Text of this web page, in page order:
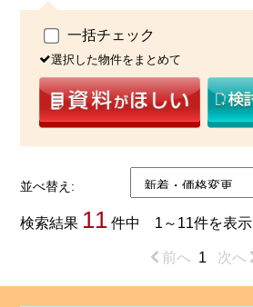
一括チェック
選択した物件をまとめて
並べ替え:
検索結果 11 件中 1～11件を表示
前へ 1 次へ